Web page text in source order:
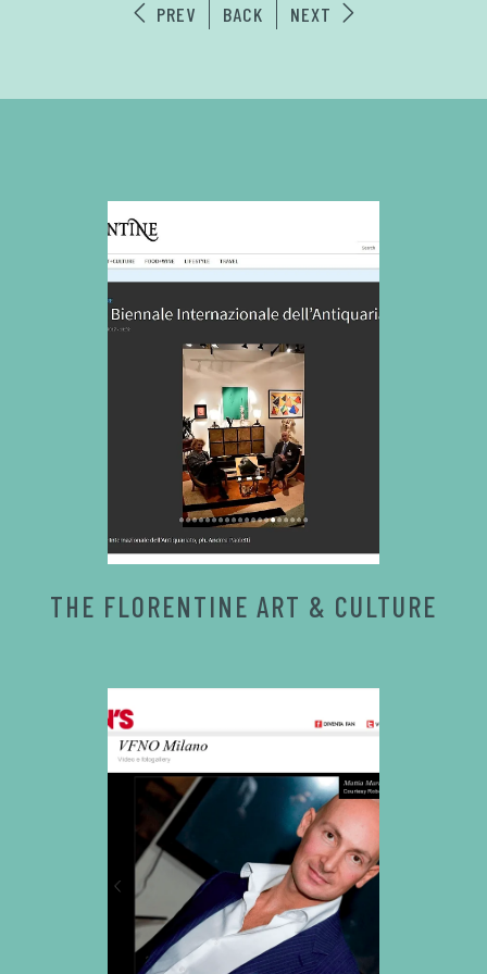
PREV BACK NEXT
THE FLORENTINE ART & CULTURE